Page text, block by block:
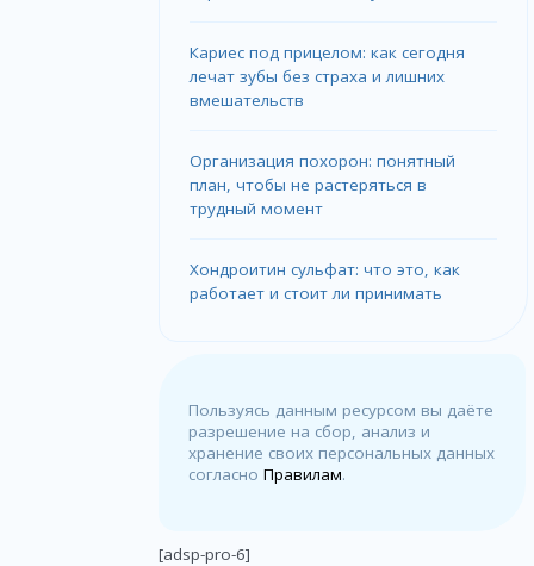
Кариес под прицелом: как сегодня
лечат зубы без страха и лишних
вмешательств
Организация похорон: понятный
план, чтобы не растеряться в
трудный момент
Хондроитин сульфат: что это, как
работает и стоит ли принимать
Пользуясь данным ресурсом вы даёте
разрешение на сбор, анализ и
хранение своих персональных данных
согласноПравилам.
[adsp-pro-6]